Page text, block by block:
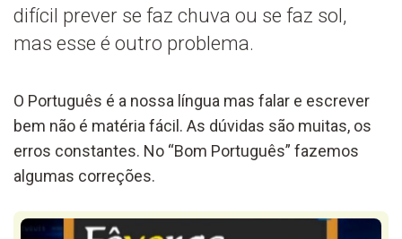
difícil prever se faz chuva ou se faz sol,
mas esse é outro problema.
O Português é a nossa língua mas falar e escrever
bem não é matéria fácil. As dúvidas são muitas, os
erros constantes. No “Bom Português” fazemos
algumas correções.